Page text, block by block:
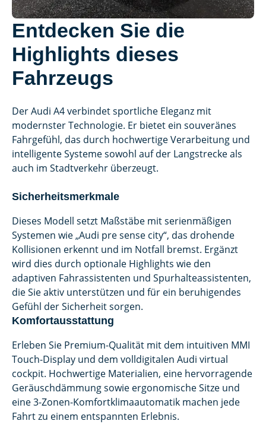
Entdecken Sie die
Highlights dieses
Fahrzeugs
Der Audi A4 verbindet sportliche Eleganz mit
modernster Technologie. Er bietet ein souveränes
Fahrgefühl, das durch hochwertige Verarbeitung und
intelligente Systeme sowohl auf der Langstrecke als
auch im Stadtverkehr überzeugt.
Sicherheitsmerkmale
Dieses Modell setzt Maßstäbe mit serienmäßigen
Systemen wie „Audi pre sense city“, das drohende
Kollisionen erkennt und im Notfall bremst. Ergänzt
wird dies durch optionale Highlights wie den
adaptiven Fahrassistenten und Spurhalteassistenten,
die Sie aktiv unterstützen und für ein beruhigendes
Gefühl der Sicherheit sorgen.
Komfortausstattung
Erleben Sie Premium-Qualität mit dem intuitiven MMI
Touch-Display und dem volldigitalen Audi virtual
cockpit. Hochwertige Materialien, eine hervorragende
Geräuschdämmung sowie ergonomische Sitze und
eine 3-Zonen-Komfortklimaautomatik machen jede
Fahrt zu einem entspannten Erlebnis.